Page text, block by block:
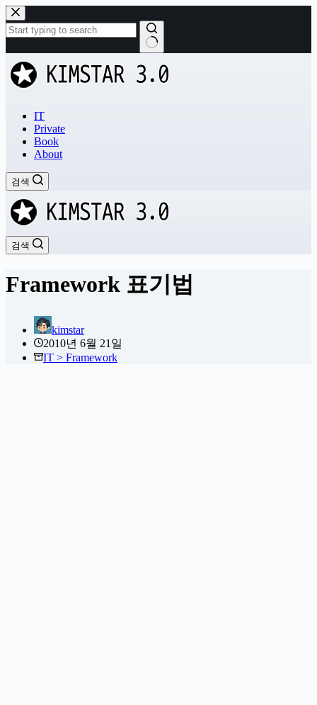
본
문
으
로
건
너
과
없
IT
Private
Book
About
검색
검색
Framework 표기법
kimstar
2010년 6월 21일
IT > Framework